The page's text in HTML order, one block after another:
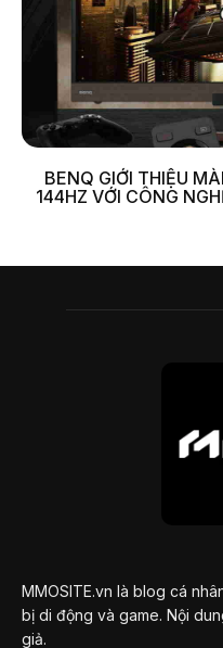
BENQ GIỚI THIỆU
144HZ VỚI CÔNG
MMOSITE.vn là blog cá
bị di động và game. Nội
giả.